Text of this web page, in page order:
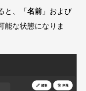
と、「 名前 」および
能な状態になりま